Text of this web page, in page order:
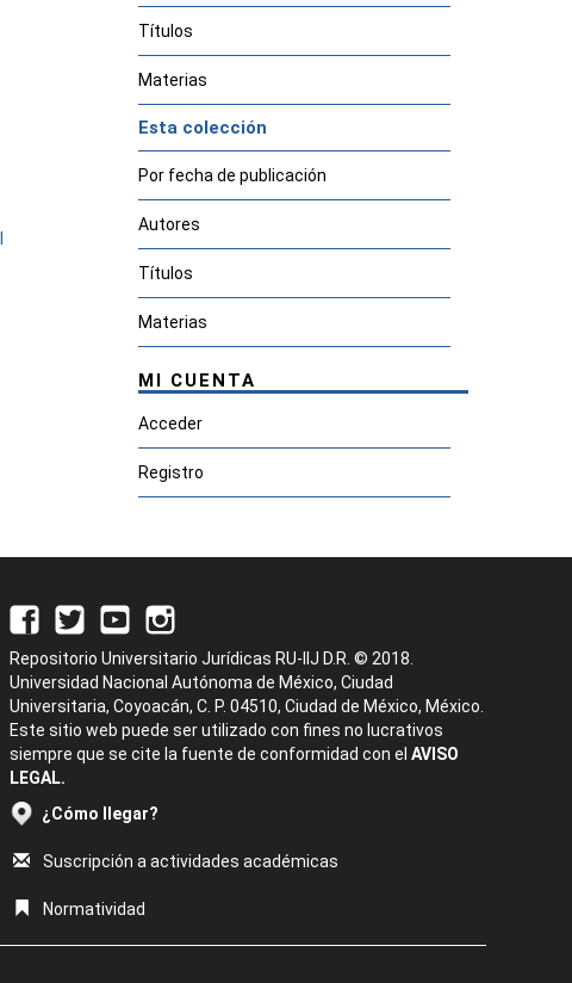
Títulos
Materias
Esta colección
Por fecha de publicación
Autores
Títulos
Materias
MI CUENTA
Acceder
Registro
Repositorio Universitario Jurídicas RU-IIJ D.R. © 2018.
Universidad Nacional Autónoma de México, Ciudad
Universitaria, Coyoacán, C. P. 04510, Ciudad de México, México.
Este sitio web puede ser utilizado con fines no lucrativos
siempre que se cite la fuente de conformidad con el AVISO
LEGAL.
¿Cómo llegar?
Suscripción a actividades académicas
Normatividad